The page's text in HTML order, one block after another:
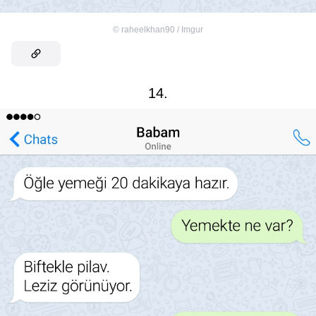
© raheelkhan90 / Imgur
14.